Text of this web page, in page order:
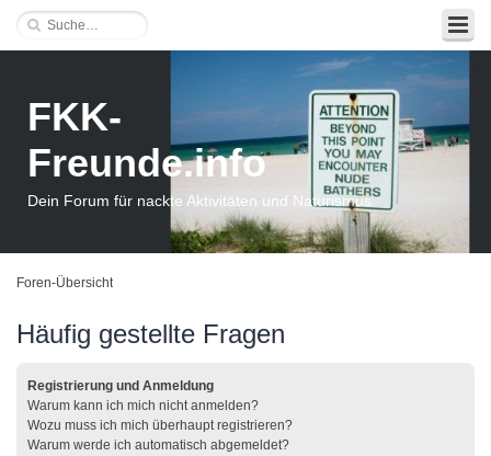
FKK-
Freunde.info
Dein Forum für nackte Aktivitäten und Naturismus
Foren-Übersicht
Häufig gestellte Fragen
Registrierung und Anmeldung
Warum kann ich mich nicht anmelden?
Wozu muss ich mich überhaupt registrieren?
Warum werde ich automatisch abgemeldet?